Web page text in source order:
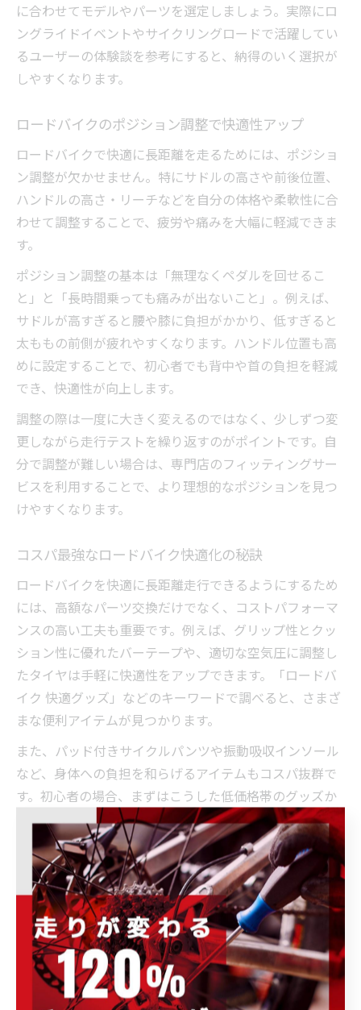
に合わせてモデルやパーツを選定しましょう。実際にロ
ングライドイベントやサイクリングロードで活躍してい
るユーザーの体験談を参考にすると、納得のいく選択が
しやすくなります。
ロードバイクのポジション調整で快適性アップ
ロードバイクで快適に長距離を走るためには、ポジショ
ン調整が欠かせません。特にサドルの高さや前後位置、
ハンドルの高さ・リーチなどを自分の体格や柔軟性に合
わせて調整することで、疲労や痛みを大幅に軽減できま
す。
ポジション調整の基本は「無理なくペダルを回せるこ
と」と「長時間乗っても痛みが出ないこと」。例えば、
サドルが高すぎると腰や膝に負担がかかり、低すぎると
太ももの前側が疲れやすくなります。ハンドル位置も高
めに設定することで、初心者でも背中や首の負担を軽減
でき、快適性が向上します。
調整の際は一度に大きく変えるのではなく、少しずつ変
更しながら走行テストを繰り返すのがポイントです。自
分で調整が難しい場合は、専門店のフィッティングサー
ビスを利用することで、より理想的なポジションを見つ
けやすくなります。
コスパ最強なロードバイク快適化の秘訣
ロードバイクを快適に長距離走行できるようにするため
には、高額なパーツ交換だけでなく、コストパフォーマ
ンスの高い工夫も重要です。例えば、グリップ性とクッ
ション性に優れたバーテープや、適切な空気圧に調整し
たタイヤは手軽に快適性をアップできます。「ロードバ
イク 快適グッズ」などのキーワードで調べると、さまざ
まな便利アイテムが見つかります。
また、パッド付きサイクルパンツや振動吸収インソール
など、身体への負担を和らげるアイテムもコスパ抜群で
す。初心者の場合、まずはこうした低価格帯のグッズか
ら試し、効果を実感した上で必要に応じてサドルやホイ
ールなどの大物パーツを検討するのが合理的です。
さらに、定期的なメンテナンスや清掃も快適性向上には
欠かせません。チェーンやギアの潤滑、タイヤの点検を
怠らず、安全かつ快適なライドを楽しみましょう。コス
パ最強の快適化は、無駄な出費を抑えつつ効果を最大限
に引き出す工夫がポイントです。